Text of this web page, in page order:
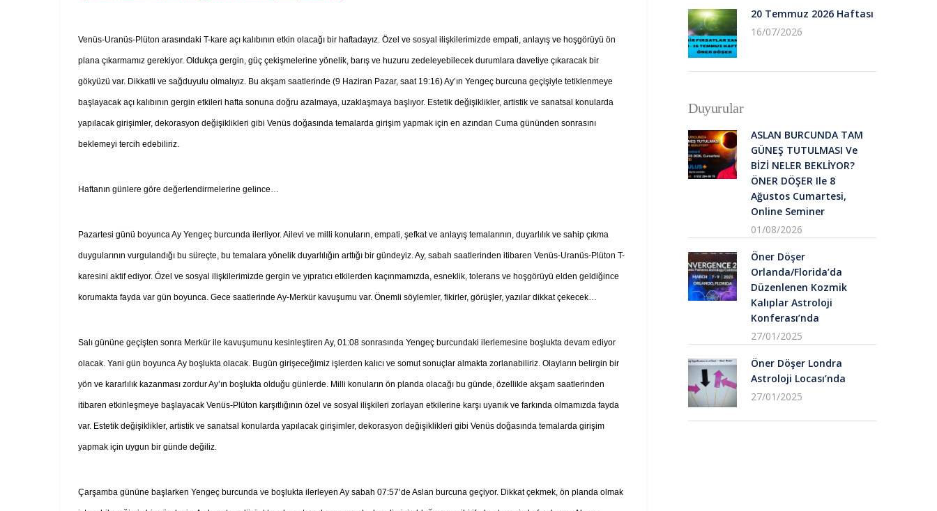
Venüs-Uranüs-Plüton arasındaki T-kare açı kalıbının etkin olacağı bir haftadayız. Özel ve sosyal ilişkilerimizde empati, anlayış ve hoşgörüyü ön
plana çıkarmamız gerekiyor. Oldukça gergin, güç çekişmelerine yönelik, barış ve huzuru zedeleyebilecek durumlara davetiye çıkaracak bir
gökyüzü var. Dikkatli ve sağduyulu olmalıyız. Bu akşam saatlerinde (9 Haziran Pazar, saat 19:16) Ay’ın Yengeç burcuna geçişiyle tetiklenmeye
başlayacak açı kalıbının gergin etkileri hafta sonuna doğru azalmaya, uzaklaşmaya başlıyor. Estetik değişiklikler, artistik ve sanatsal konularda
yapılacak girişimler, dekorasyon değişiklikleri gibi Venüs doğasında temalarda girişim yapmak için en azından Cuma gününden sonrasını
beklemeyi tercih edebiliriz.
Haftanın günlere göre değerlendirmelerine gelince…
Pazartesi günü boyunca Ay Yengeç burcunda ilerliyor. Ailevi ve milli konuların, empati, şefkat ve anlayış temalarının, duyarlılık ve sahip çıkma
duygularının vurgulandığı bu süreçte, bu temalara yönelik duyarlılığın arttığı bir gündeyiz. Ay, sabah saatlerinden itibaren Venüs-Uranüs-Plüton T-
karesini aktif ediyor. Özel ve sosyal ilişkilerimizde gergin ve yıpratıcı etkilerden kaçınmamızda, esneklik, tolerans ve hoşgörüyü elden geldiğince
korumakta fayda var gün boyunca. Gece saatlerinde Ay-Merkür kavuşumu var. Önemli söylemler, fikirler, görüşler, yazılar dikkat çekecek…
Salı gününe geçişten sonra Merkür ile kavuşumunu kesinleştiren Ay, 01:08 sonrasında Yengeç burcundaki ilerlemesine boşlukta devam ediyor
olacak. Yani gün boyunca Ay boşlukta olacak. Bugün girişeceğimiz işlerden kalıcı ve somut sonuçlar almakta zorlanabiliriz. Olayların belirgin bir
yön ve kararlılık kazanması zordur Ay’ın boşlukta olduğu günlerde. Milli konuların ön planda olacağı bu günde, özellikle akşam saatlerinden
itibaren etkinleşmeye başlayacak Venüs-Plüton karşıtlığının özel ve sosyal ilişkileri zorlayan etkilerine karşı uyanık ve farkında olmamızda fayda
var. Estetik değişiklikler, artistik ve sanatsal konularda yapılacak girişimler, dekorasyon değişiklikleri gibi Venüs doğasında temalarda girişim
yapmak için uygun bir günde değiliz.
Çarşamba gününe başlarken Yengeç burcunda ve boşlukta ilerleyen Ay sabah 07:57’de Aslan burcuna geçiyor. Dikkat çekmek, ön planda olmak
20 Temmuz 2026 Haftası
16/07/2026
Duyurular
ASLAN BURCUNDA TAM
GÜNEŞ TUTULMASI Ve
BİZİ NELER BEKLİYOR?
ÖNER DÖŞER Ile 8
Ağustos Cumartesi,
Online Seminer
01/08/2026
Öner Döşer
Orlanda/Florida’da
Düzenlenen Kozmik
Kalıplar Astroloji
Konferası’nda
27/01/2025
Öner Döşer Londra
Astroloji Locası’nda
27/01/2025